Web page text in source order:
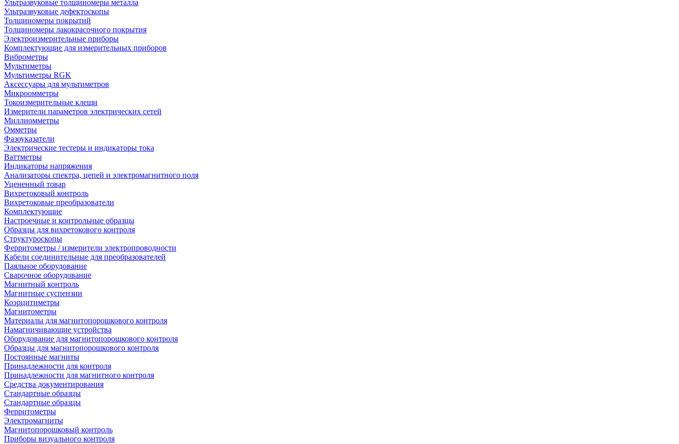
Ультразвуковые толщиномеры металла
Ультразвуковые дефектоскопы
Толщиномеры покрытий
Толщиномеры лакокрасочного покрытия
Электроизмерительные приборы
Комплектующие для измерительных приборов
Виброметры
Мультиметры
Мультиметры RGK
Аксессуары для мультиметров
Микроомметры
Токоизмерительные клещи
Измерители параметров электрических сетей
Миллиомметры
Омметры
Фазоуказатели
Электрические тестеры и индикаторы тока
Ваттметры
Индикаторы напряжения
Анализаторы спектра, цепей и электромагнитного поля
Уцененный товар
Вихретоковый контроль
Вихретоковые преобразователи
Комплектующие
Настроечные и контрольные образцы
Образцы для вихретокового контроля
Структуроскопы
Ферритометры / измерители электропроводности
Кабели соединительные для преобразователей
Паяльное оборудование
Сварочное оборудование
Магнитный контроль
Магнитные суспензии
Коэрцитиметры
Магнитометры
Материалы для магнитопорошкового контроля
Намагничивающие устройства
Оборудование для магнитопорошкового контроля
Образцы для магнитопорошкового контроля
Постоянные магниты
Принадлежности для контроля
Принадлежности для магнитного контроля
Средства документирования
Стандартные образцы
Стандартные образцы
Ферритометры
Электромагниты
Магнитопорошковый контроль
Приборы визуального контроля